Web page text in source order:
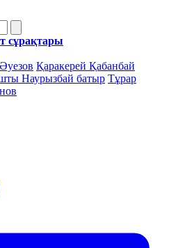
сұрақтары
Қаракерей Қабанбай
Наурызбай батыр Тұрар